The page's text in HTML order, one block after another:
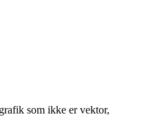
som ikke er vektor,